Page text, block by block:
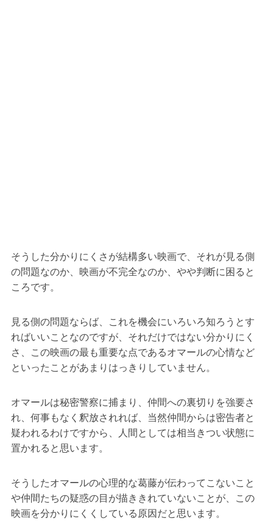
そうした分かりにくさが結構多い映画で、それが見る側
の問題なのか、映画が不完全なのか、やや判断に困ると
ころです。
見る側の問題ならば、これを機会にいろいろ知ろうとす
ればいいことなのですが、それだけではない分かりにく
さ、この映画の最も重要な点であるオマールの心情など
といったことがあまりはっきりしていません。
オマールは秘密警察に捕まり、仲間への裏切りを強要さ
れ、何事もなく釈放されれば、当然仲間からは密告者と
疑われるわけですから、人間としては相当きつい状態に
置かれると思います。
そうしたオマールの心理的な葛藤が伝わってこないこと
や仲間たちの疑惑の目が描ききれていないことが、この
映画を分かりにくくしている原因だと思います。